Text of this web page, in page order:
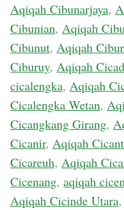
Aqiqah Cibunarjaya,
Cibunian, Aqiqah
Cibunut, Aqiqah
Ciburuy, Aqiqah
cicalengka, Aqiqah
Cicalengka Wetan,
Cicangkang Girang,
Cicanir, Aqiqah
Cicareuh, Aqiqah
Cicenang, aqiqah
Aqiqah Cicinde Utara,